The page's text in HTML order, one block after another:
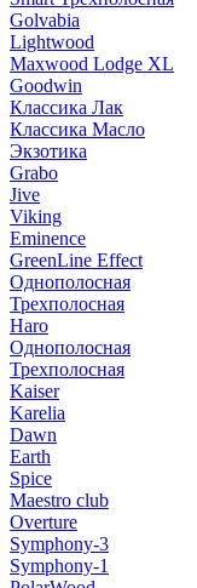
Golvabia
Lightwood
Maxwood Lodge XL
Goodwin
Классика Лак
Классика Масло
Экзотика
Grabo
Jive
Viking
Eminence
GreenLine Effect
Однополосная
Трехполосная
Haro
Однополосная
Трехполосная
Kaiser
Karelia
Dawn
Earth
Spice
Maestro club
Overture
Symphony-3
Symphony-1